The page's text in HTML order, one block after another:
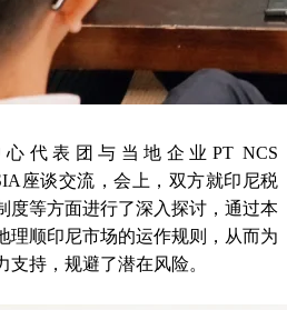
代表团与当地企业PT NCS
座谈交流，会上，双方就印尼税
度等方面进行了深入探讨，通过本
理顺印尼市场的运作规则，从而为
持，规避了潜在风险。